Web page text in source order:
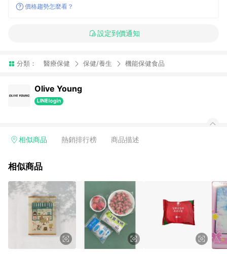
價格趨勢怎麼看？
設定到價通知
分類： 醫療保健 保健/養生 機能保健食品
Olive Young
相似商品 熱銷排行榜 商品描述
相似商品